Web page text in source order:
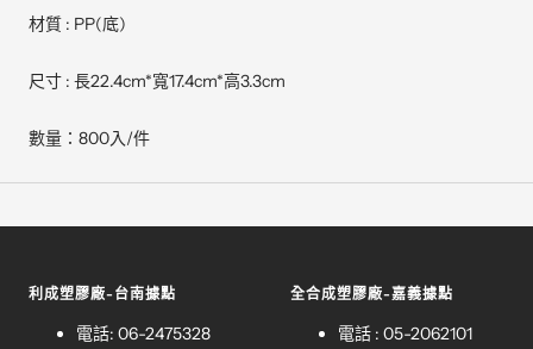
材質 : PP(底)
尺寸 : 長22.4cm*寬17.4cm*高3.3cm
數量：800入/件
利成塑膠廠-台南據點
電話: 06-2475328
全合成塑膠廠-嘉義據點
電話 : 05-2062101